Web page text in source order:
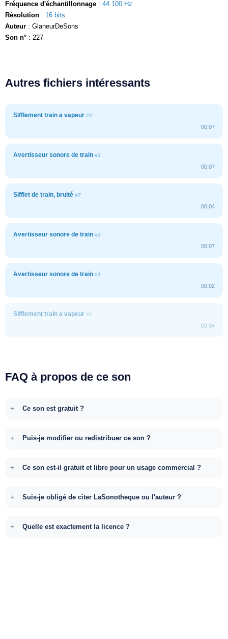
Fréquence d'échantillonnage : 44 100 Hz
Résolution : 16 bits
Auteur : GlaneurDeSons
Son n° : 227
Autres fichiers intéressants
Sifflement train a vapeur #2
00:07
Avertisseur sonore de train #3
00:07
Sifflet de train, bruité #7
00:04
Avertisseur sonore de train #2
00:07
Avertisseur sonore de train #1
00:02
Sifflement train a vapeur #1
00:04
FAQ à propos de ce son
Ce son est gratuit ?
Puis-je modifier ou redistribuer ce son ?
Ce son est-il gratuit et libre pour un usage commercial ?
Suis-je obligé de citer LaSonotheque ou l'auteur ?
Quelle est exactement la licence ?